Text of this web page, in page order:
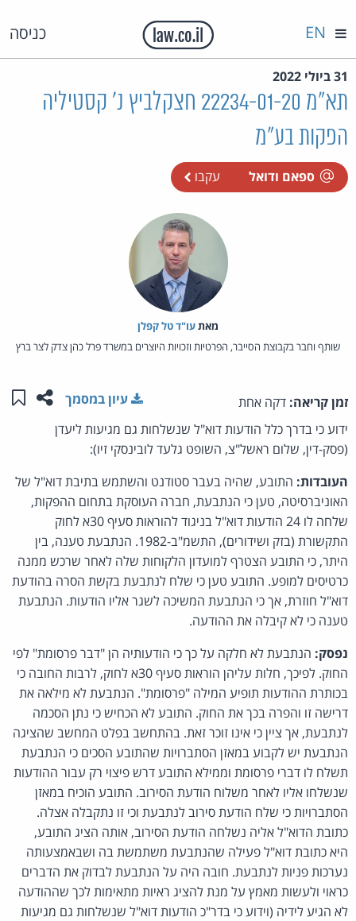
כניסה EN
31 ביולי 2022
תא"מ 22234-01-20 חצקלביץ נ' קסטיליה
הפקות בע"מ
ספאם ודואל עקבו
מאת‏עו"ד טל קפלן
שותף וחבר בקבוצת הסייבר, הפרטיות וזכויות היוצרים במשרד פרל כהן צדק לצר ברץ
זמן קריאה: דקה אחת שתפו
עיון במסמך
ידוע כי בדרך כלל הודעות דוא"ל שנשלחות גם מגיעות ליעדן
(פסק-דין, שלום ראשל"צ, השופט גלעד לובינסקי זיו):
העובדות: התובע, שהיה בעבר סטודנט והשתמש בתיבת דוא"ל של
האוניברסיטה, טען כי הנתבעת, חברה העוסקת בתחום ההפקות,
שלחה לו 24 הודעות דוא"ל בניגוד להוראות סעיף 30א לחוק
התקשורת (בזק ושידורים), התשמ"ב-1982. הנתבעת טענה, בין
היתר, כי התובע הצטרף למועדון הלקוחות שלה לאחר שרכש ממנה
כרטיסים למופע. התובע טען כי שלח לנתבעת בקשת הסרה בהודעת
דוא"ל חוזרת, אך כי הנתבעת המשיכה לשגר אליו הודעות. הנתבעת
טענה כי לא קיבלה את ההודעה.
נפסק: הנתבעת לא חלקה על כך כי הודעותיה הן "דבר פרסומת" לפי
החוק. לפיכך, חלות עליהן הוראות סעיף 30א לחוק, לרבות החובה כי
בכותרת ההודעות תופיע המילה "פרסומת". הנתבעת לא מילאה את
דרישה זו והפרה בכך את החוק. התובע לא הכחיש כי נתן הסכמה
לנתבעת, אך ציין כי אינו זוכר זאת. בהתחשב בפלט המחשב שהציגה
הנתבעת יש לקבוע במאזן הסתברויות שהתובע הסכים כי הנתבעת
תשלח לו דברי פרסומת וממילא התובע דרש פיצוי רק עבור ההודעות
שנשלחו אליו לאחר משלוח הודעת הסירוב. התובע הוכיח במאזן
הסתברויות כי שלח הודעת סירוב לנתבעת וכי זו נתקבלה אצלה.
כתובת הדוא"ל אליה נשלחה הודעת הסירוב, אותה הציג התובע,
היא כתובת דוא"ל פעילה שהנתבעת משתמשת בה ושבאמצעותה
נערכות פניות לנתבעת. חובה היה על הנתבעת לבדוק את הדברים
כראוי ולעשות מאמץ על מנת להציג ראיות מתאימות לכך שההודעה
לא הגיע לידיה (וידוע כי בדר"כ הודעות דוא"ל שנשלחות גם מגיעות